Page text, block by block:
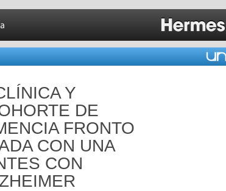
Y
DE
FRONTO
CON UNA
CON